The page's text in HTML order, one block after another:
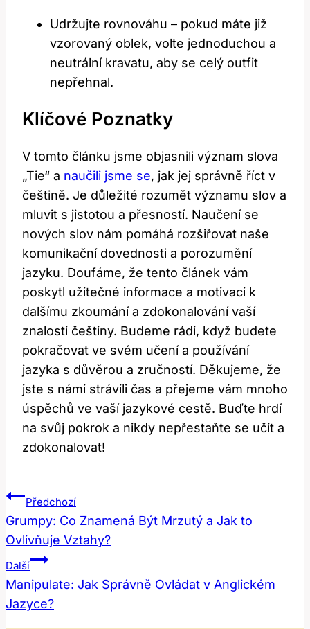
Udržujte rovnováhu – pokud máte již
vzorovaný oblek, volte jednoduchou a
neutrální kravatu, aby se celý outfit
nepřehnal.
Klíčové Poznatky
V tomto článku jsme objasnili význam slova
„Tie“ a naučili jsme se, jak jej správně říct v
češtině. Je důležité rozumět významu slov a
mluvit s jistotou a přesností. Naučení se
nových slov nám pomáhá rozšiřovat naše
komunikační dovednosti a porozumění
jazyku. Doufáme, že tento článek vám
poskytl užitečné informace a motivaci k
dalšímu zkoumání a zdokonalování vaší
znalosti češtiny. Budeme rádi, když budete
pokračovat ve svém učení a používání
jazyka s důvěrou a zručností. Děkujeme, že
jste s námi strávili čas a přejeme vám mnoho
úspěchů ve vaší jazykové cestě. Buďte hrdí
na svůj pokrok a nikdy nepřestaňte se učit a
zdokonalovat!
Navigace
Pro
Příspěvek
Předchozí
Grumpy: Co Znamená Být Mrzutý a Jak to
Ovlivňuje Vztahy?
Další
Manipulate: Jak Správně Ovládat v Anglickém
Jazyce?